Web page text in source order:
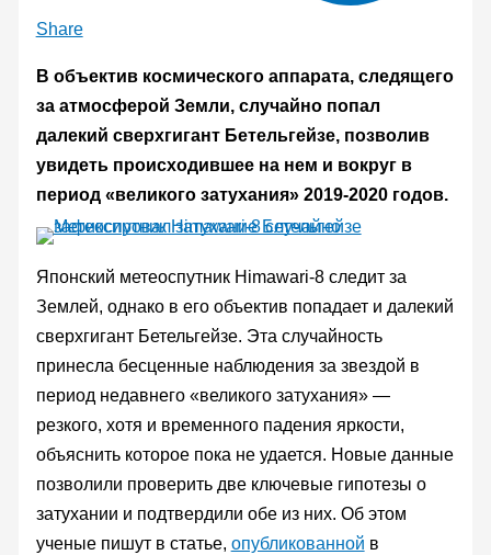
Share
В объектив космического аппарата, следящего
за атмосферой Земли, случайно попал
далекий сверхгигант Бетельгейзе, позволив
увидеть происходившее на нем и вокруг в
период «великого затухания» 2019-2020 годов.
Японский метеоспутник Himawari-8 следит за
Землей, однако в его объектив попадает и далекий
сверхгигант Бетельгейзе. Эта случайность
принесла бесценные наблюдения за звездой в
период недавнего «великого затухания» —
резкого, хотя и временного падения яркости,
объяснить которое пока не удается. Новые данные
позволили проверить две ключевые гипотезы о
затухании и подтвердили обе из них. Об этом
ученые пишут в статье, опубликованной в